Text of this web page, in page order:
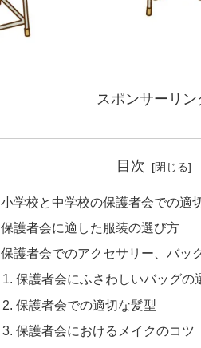
スポンサーリン
目次
小学校と中学校の保護者会での適
保護者会に適した服装の選び方
保護者会でのアクセサリー、バッ
保護者会にふさわしいバッグの
保護者会での適切な髪型
保護者会におけるメイクのコツ